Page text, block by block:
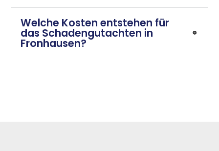
Welche Kosten entstehen für
das Schadengutachten in
Fronhausen?